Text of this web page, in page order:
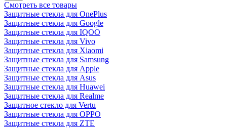
Смотреть все товары
Защитные стекла для OnePlus
Защитные стекла для Google
Защитные стекла для IQOO
Защитные стекла для Vivo
Защитные стекла для Xiaomi
Защитные стекла для Samsung
Защитные стекла для Apple
Защитные стекла для Asus
Защитные стекла для Huawei
Защитные стекла для Realme
Защитное стекло для Vertu
Защитные стекла для OPPO
Защитные стекла для ZTE